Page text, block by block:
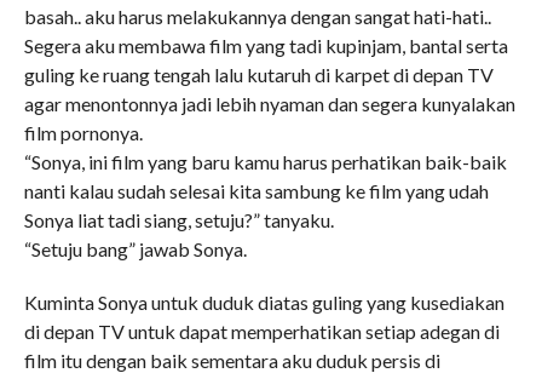
basah.. aku harus melakukannya dengan sangat hati-hati..
Segera aku membawa film yang tadi kupinjam, bantal serta
guling ke ruang tengah lalu kutaruh di karpet di depan TV
agar menontonnya jadi lebih nyaman dan segera kunyalakan
film pornonya.
“Sonya, ini film yang baru kamu harus perhatikan baik-baik
nanti kalau sudah selesai kita sambung ke film yang udah
Sonya liat tadi siang, setuju?” tanyaku.
“Setuju bang” jawab Sonya.
Kuminta Sonya untuk duduk diatas guling yang kusediakan
di depan TV untuk dapat memperhatikan setiap adegan di
film itu dengan baik sementara aku duduk persis di